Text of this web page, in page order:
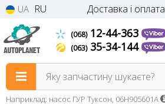
UA RU Доставка і оплата
(068)12-44-363
(063)35-34-144
Яку запчастину шукаєте?
Наприклад: насос ГУР Туксон, 06H905601A